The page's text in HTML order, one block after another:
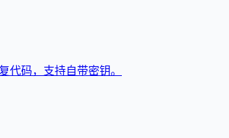
代码，支持自带密钥。